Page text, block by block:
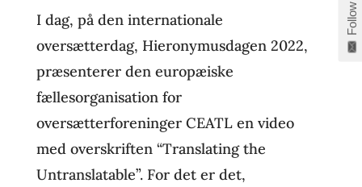
I dag, på den internationale
oversætterdag, Hieronymusdagen 2022,
præsenterer den europæiske
fællesorganisation for
oversætterforeninger CEATL en video
med overskriften “Translating the
Untranslatable”. For det er det,
Follow